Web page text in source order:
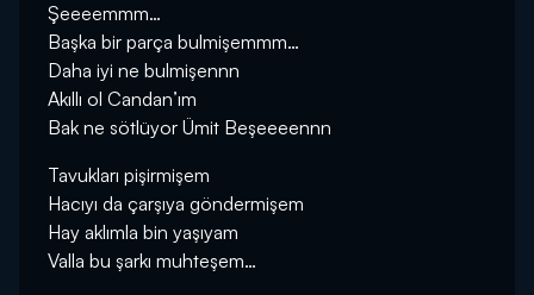
Şeeeemmm…
Başka bir parça bulmişemmm…
Daha iyi ne bulmişennn
Akıllı ol Candan’ım
Bak ne sötlüyor Ümit Beşeeeennn
Tavukları pişirmişem
Hacıyı da çarşıya göndermişem
Hay aklımla bin yaşıyam
Valla bu şarkı muhteşem…